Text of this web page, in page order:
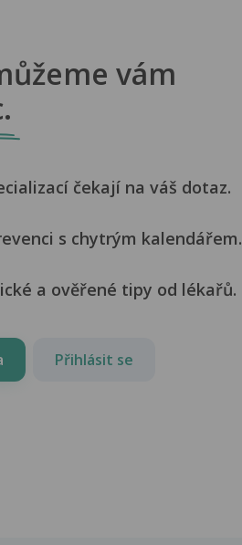
vám
čekají na váš dotaz.
s chytrým kalendářem.
a ověřené tipy od lékařů.
Přihlásit se